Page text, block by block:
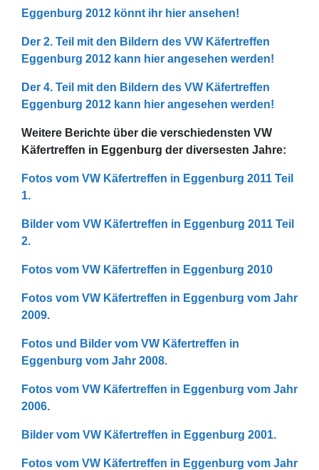
Eggenburg 2012 könnt ihr hier ansehen!
Der 2. Teil mit den Bildern des VW Käfertreffen
Eggenburg 2012 kann hier angesehen werden!
Der 4. Teil mit den Bildern des VW Käfertreffen
Eggenburg 2012 kann hier angesehen werden!
Weitere Berichte über die verschiedensten VW
Käfertreffen in Eggenburg der diversesten Jahre:
Fotos vom VW Käfertreffen in Eggenburg 2011 Teil
1.
Bilder vom VW Käfertreffen in Eggenburg 2011 Teil
2.
Fotos vom VW Käfertreffen in Eggenburg 2010
Fotos vom VW Käfertreffen in Eggenburg vom Jahr
2009.
Fotos und Bilder vom VW Käfertreffen in
Eggenburg vom Jahr 2008.
Fotos vom VW Käfertreffen in Eggenburg vom Jahr
2006.
Bilder vom VW Käfertreffen in Eggenburg 2001.
Fotos vom VW Käfertreffen in Eggenburg vom Jahr